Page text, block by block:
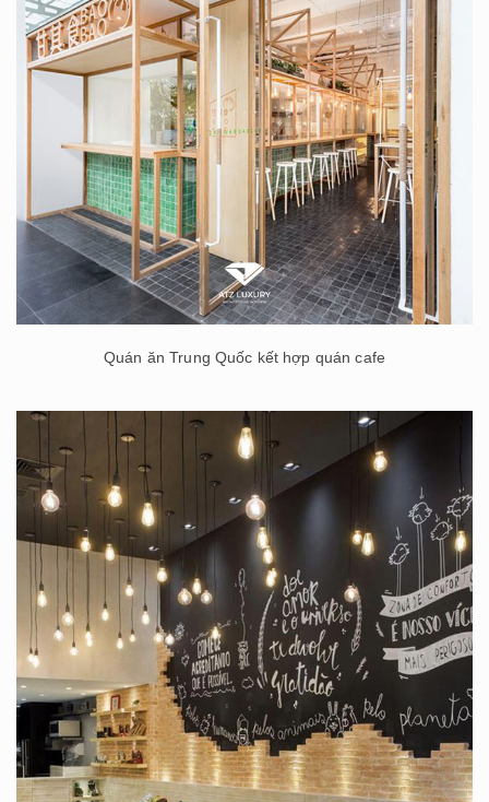
Quán ăn Trung Quốc kết hợp quán cafe